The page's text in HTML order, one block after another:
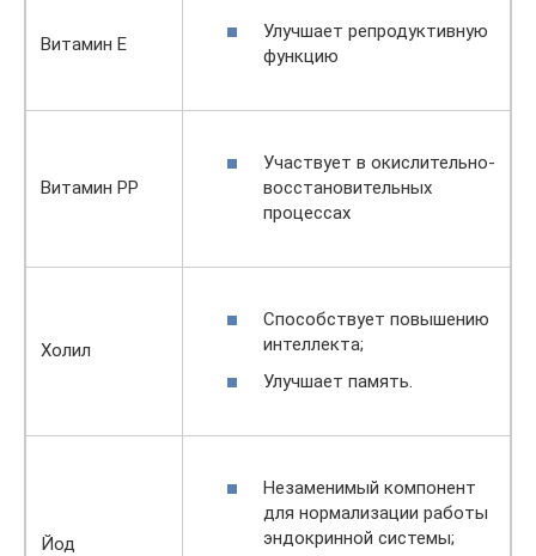
Витамин Е
Улучшает репродуктивную
функцию
Витамин РР
Участвует в окислительно-
восстановительных
процессах
Холил
Способствует повышению
интеллекта;
Улучшает память.
Йод
Незаменимый компонент
для нормализации работы
эндокринной системы;